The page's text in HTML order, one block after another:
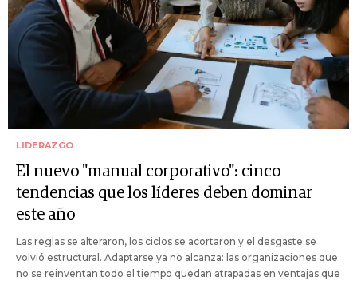
LIDERAZGO
El nuevo "manual corporativo": cinco
tendencias que los líderes deben dominar
este año
Las reglas se alteraron, los ciclos se acortaron y el desgaste se
volvió estructural. Adaptarse ya no alcanza: las organizaciones que
no se reinventan todo el tiempo quedan atrapadas en ventajas que